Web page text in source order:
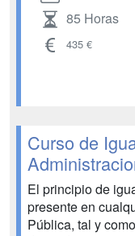
85 Horas
435 €
Curso de
El principio de
presente en
Pública, tal y